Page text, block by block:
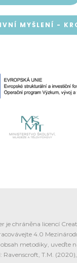
MYŠLENÍ -
je chráněna licencí
4.0
metodiky, uveďte
Ravenscroft, T.M.